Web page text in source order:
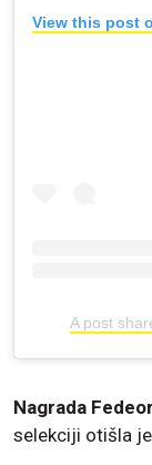
View this post
A post
Nagrada
selekciji otišla